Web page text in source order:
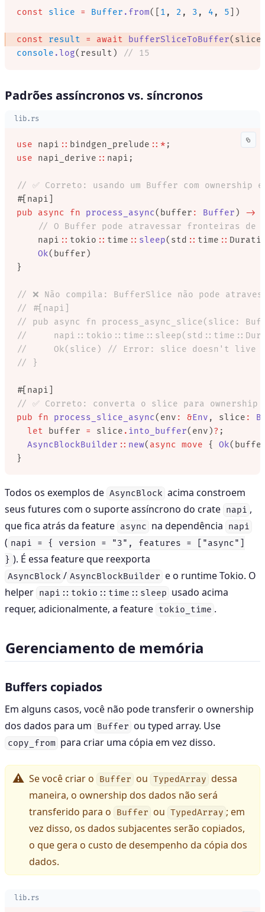
const slice = Buffer .from([ 1 , 2 , 3 , 4 , 5 ])
const result = await bufferSliceToBuffer
console .log(result) // 15
Padrões assíncronos vs. síncronos
lib.rs
use napi :: bindgen_prelude ::* ;
use napi_derive :: napi;
// ✅ Correto: usando um Buffer com ownership
#[napi]
pub async fn process_async(buffer : Buffer ) ->
// O Buffer pode atravessar fronteiras de
    napi
:: tokio :: time :: sleep(std :: time ::
    Ok
(buffer)
}
// ❌ Não compila: BufferSlice não pode
// #[napi]
// pub async fn process_async_slice(slice:
//
//     Ok(slice) // Error: slice doesn't live
// }
#[napi]
// ✅ Correto: converta o slice para ownership
pub fn process_slice_async(env : &Env , slice :
  let
buffer = slice . into_buffer(env)? ;
  AsyncBlockBuilder
:: new( async move { Ok
}
Todos os exemplos de AsyncBlock acima constroem
seus futures com o suporte assíncrono do crate napi ,
que fica atrás da feature async na dependência napi
( napi = { version = "3", features = ["async"]
} ). É essa feature que reexporta
AsyncBlock / AsyncBlockBuilder e o runtime Tokio. O
helper napi::tokio::time::sleep usado acima
requer, adicionalmente, a feature tokio_time .
Gerenciamento de memória
Buffers copiados
Em alguns casos, você não pode transferir o ownership
dos dados para um
Buffer ou typed array. Use
copy_from para criar uma cópia em vez disso.
Se você criar o Buffer ou TypedArray dessa
maneira, o ownership dos dados não será
transferido para o
Buffer ou TypedArray ; em
vez disso, os dados subjacentes serão copiados,
o que gera o custo de desempenho da cópia dos
dados.
lib.rs